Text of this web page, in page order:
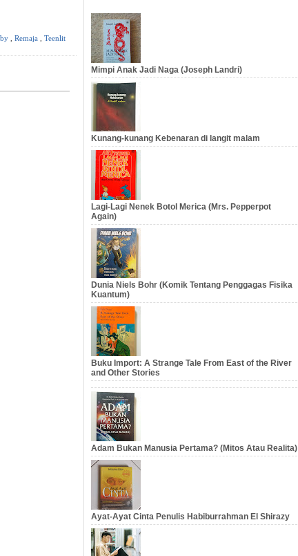
Remaja
Teenlit
Mimpi Anak Jadi Naga (Joseph Landri)
Kunang-kunang Kebenaran di langit malam
Lagi-Lagi Nenek Botol Merica (Mrs. Pepperpot
Again)
Dunia Niels Bohr (Komik Tentang Penggagas Fisika
Kuantum)
Buku Import: A Strange Tale From East of the River
and Other Stories
Adam Bukan Manusia Pertama? (Mitos Atau Realita)
Ayat-Ayat Cinta Penulis Habiburrahman El Shirazy